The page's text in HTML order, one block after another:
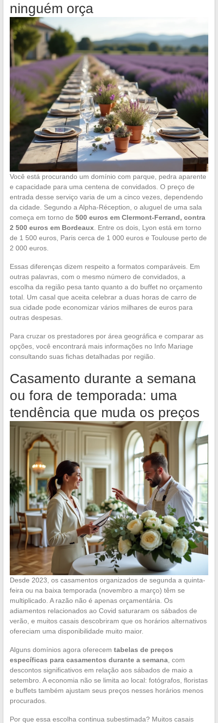
ninguém orça
Você está procurando um domínio com parque, pedra aparente
e capacidade para uma centena de convidados. O preço de
entrada desse serviço varia de um a cinco vezes, dependendo
da cidade. Segundo a Alpha-Réception, o aluguel de uma sala
começa em torno de 500 euros em Clermont-Ferrand, contra
2 500 euros em Bordeaux. Entre os dois, Lyon está em torno
de 1 500 euros, Paris cerca de 1 000 euros e Toulouse perto de
2 000 euros.
Essas diferenças dizem respeito a formatos comparáveis. Em
outras palavras, com o mesmo número de convidados, a
escolha da região pesa tanto quanto a do buffet no orçamento
total. Um casal que aceita celebrar a duas horas de carro de
sua cidade pode economizar vários milhares de euros para
outras despesas.
Para cruzar os prestadores por área geográfica e comparar as
opções, você encontrará mais informações no Info Mariage
consultando suas fichas detalhadas por região.
Casamento durante a semana
ou fora de temporada: uma
tendência que muda os preços
Desde 2023, os casamentos organizados de segunda a quinta-
feira ou na baixa temporada (novembro a março) têm se
multiplicado. A razão não é apenas orçamentária. Os
adiamentos relacionados ao Covid saturaram os sábados de
verão, e muitos casais descobriram que os horários alternativos
ofereciam uma disponibilidade muito maior.
Alguns domínios agora oferecem tabelas de preços
específicas para casamentos durante a semana, com
descontos significativos em relação aos sábados de maio a
setembro. A economia não se limita ao local: fotógrafos, floristas
e buffets também ajustam seus preços nesses horários menos
procurados.
Por que essa escolha continua subestimada? Muitos casais